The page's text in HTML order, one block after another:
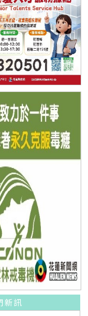
新訊